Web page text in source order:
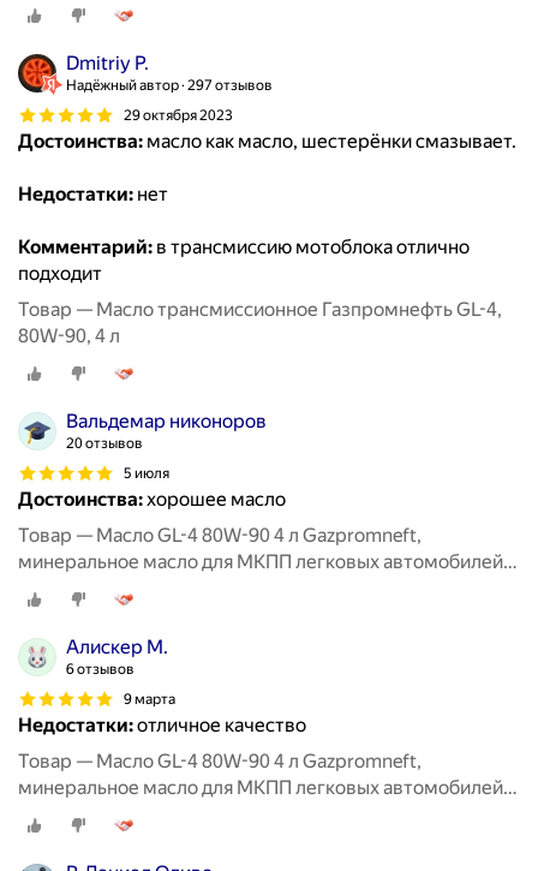
Dmitriy P.
Надёжный автор 297 отзывов
29 октября 2023
Достоинства: масло как масло, шестерёнки смазывает.
Недостатки: нет
Комментарий: в трансмиссию мотоблока отлично
подходит
Товар — Масло трансмиссионное Газпромнефть GL-4,
80W-90, 4 л
Вальдемар никоноров
20 отзывов
5 июля
Достоинства:хорошее масло
Товар — Масло GL-4 80W-90 4 л Gazpromneft,
минеральное масло для МКПП легковых автомобилей,
обеспечивает стабильную работу
Алискер М.
6 отзывов
9 марта
Недостатки:отличное качество
Товар — Масло GL-4 80W-90 4 л Gazpromneft,
минеральное масло для МКПП легковых автомобилей,
обеспечивает стабильную работу